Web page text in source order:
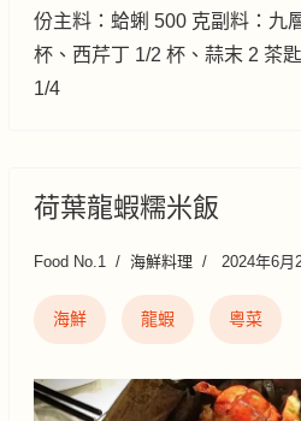
份主料：蛤蜊 500 克副料：九
杯、西芹丁 1/2 杯、蒜末 2 茶
1/4
荷葉龍蝦糯米飯
Food No.1 海鮮料理 2024年6月
海鮮 龍蝦 粵菜